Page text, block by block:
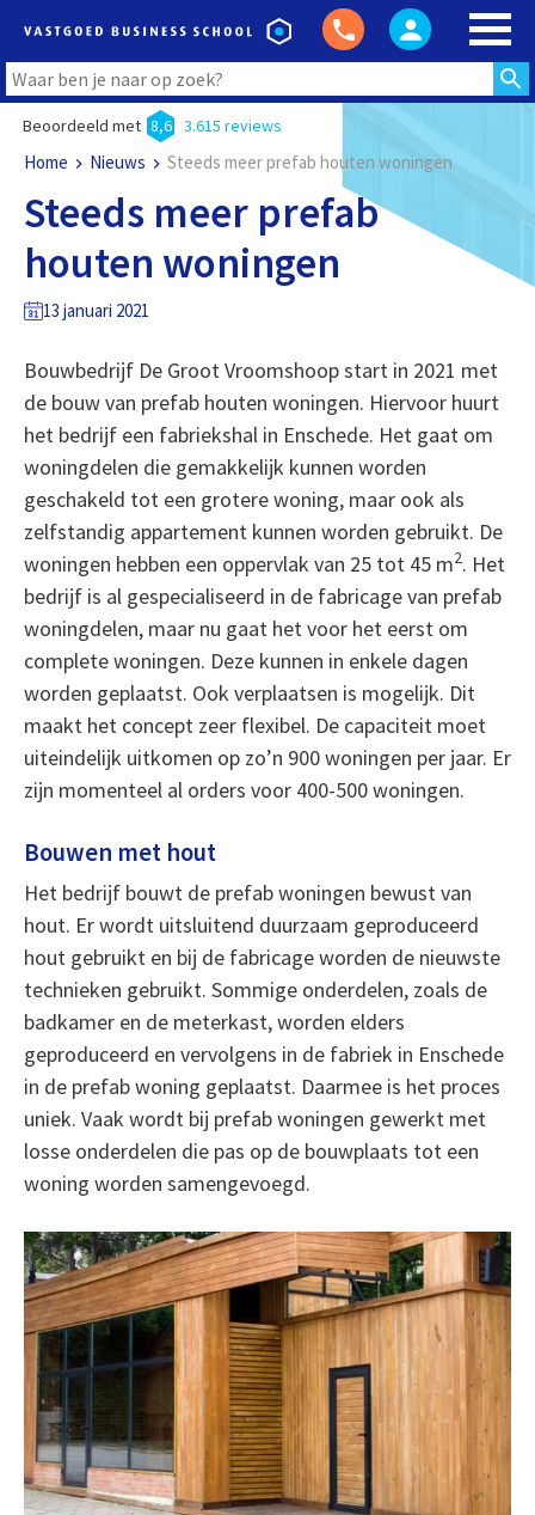
Beoordeeld met 8,6 3.615 reviews
Home Nieuws Steeds meer prefab houten woningen
Steeds meer prefab
houten woningen
13 januari 2021
Bouwbedrijf De Groot Vroomshoop start in 2021 met
de bouw van prefab houten woningen. Hiervoor huurt
het bedrijf een fabriekshal in Enschede. Het gaat om
woningdelen die gemakkelijk kunnen worden
geschakeld tot een grotere woning, maar ook als
zelfstandig appartement kunnen worden gebruikt. De
woningen hebben een oppervlak van 25 tot 45 m2. Het
bedrijf is al gespecialiseerd in de fabricage van prefab
woningdelen, maar nu gaat het voor het eerst om
complete woningen. Deze kunnen in enkele dagen
worden geplaatst. Ook verplaatsen is mogelijk. Dit
maakt het concept zeer flexibel. De capaciteit moet
uiteindelijk uitkomen op zo’n 900 woningen per jaar. Er
zijn momenteel al orders voor 400-500 woningen.
Bouwen met hout
Het bedrijf bouwt de prefab woningen bewust van
hout. Er wordt uitsluitend duurzaam geproduceerd
hout gebruikt en bij de fabricage worden de nieuwste
technieken gebruikt. Sommige onderdelen, zoals de
badkamer en de meterkast, worden elders
geproduceerd en vervolgens in de fabriek in Enschede
in de prefab woning geplaatst. Daarmee is het proces
uniek. Vaak wordt bij prefab woningen gewerkt met
losse onderdelen die pas op de bouwplaats tot een
woning worden samengevoegd.